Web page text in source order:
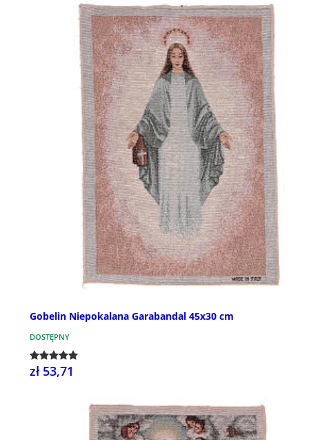
Gobelin Niepokalana Garabandal 45x30 cm
DOSTĘPNY
zł 53,71